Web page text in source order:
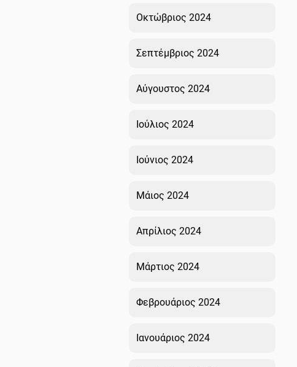
Οκτώβριος 2024
Σεπτέμβριος 2024
Αύγουστος 2024
Ιούλιος 2024
Ιούνιος 2024
Μάιος 2024
Απρίλιος 2024
Μάρτιος 2024
Φεβρουάριος 2024
Ιανουάριος 2024